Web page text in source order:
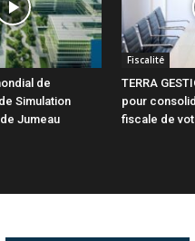
de
Simulation
Jumeau
Fiscalité
TERRA
pour
fiscale de